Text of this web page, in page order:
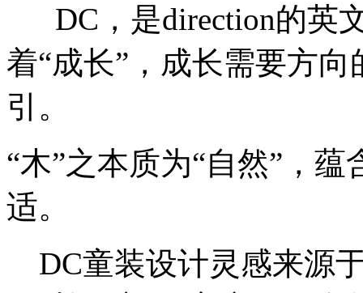
DC，是direction的英
着“成长”，成长需要方
引。
“木”之本质为“自然”，
适。
DC童装设计灵感来源